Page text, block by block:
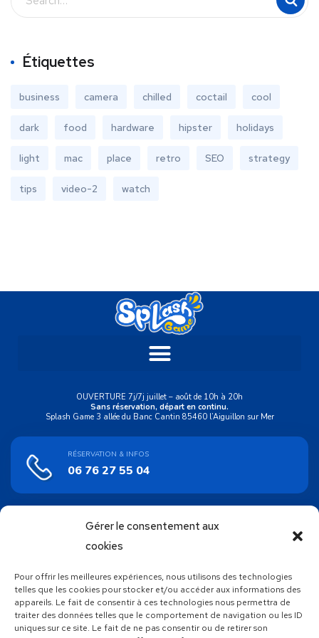
Gérer le consentement aux
cookies
Pour offrir les meilleures expériences, nous utilisons des technologies
telles que les cookies pour stocker et/ou accéder aux informations des
appareils. Le fait de consentir à ces technologies nous permettra de
traiter des données telles que le comportement de navigation ou les ID
uniques sur ce site. Le fait de ne pas consentir ou de retirer son
Étiquettes
business camera chilled coctail cool
dark food hardware hipster holidays
light mac place retro SEO strategy
tips video-2 watch
OUVERTURE 7j/7j juillet – août de 10h à 20h
Sans réservation, départ en continu.
Splash Game 3 allée du Banc Cantin 85460 l’Aiguillon sur Mer
RÉSERVATION & INFOS
06 76 27 55 04
ACHAT EN LIGNE
Bons cadeaux
SUIVEZ NOUS !